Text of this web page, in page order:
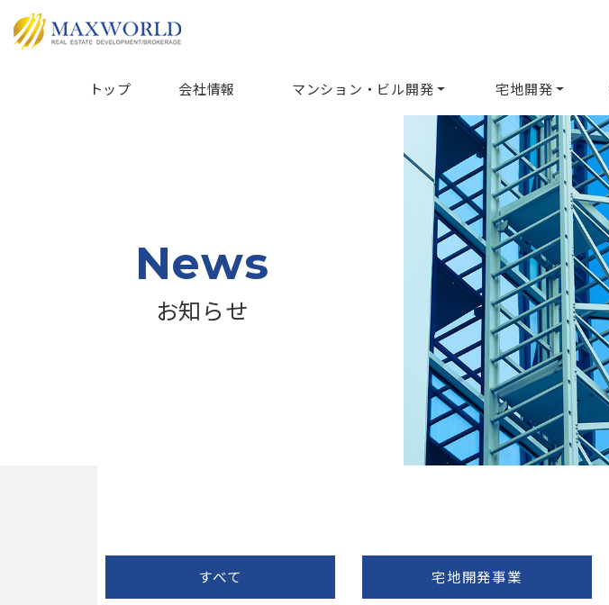
トップ 会社情報 マンション・ビル開発 宅地開発
News
お知らせ
すべて 宅地開発事業